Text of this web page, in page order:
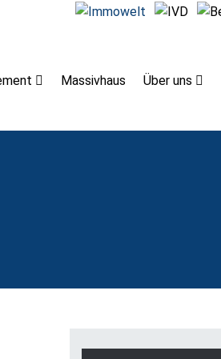
Massivhaus Über uns